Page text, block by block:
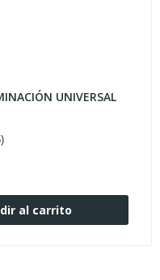
UNIVERSAL
al carrito